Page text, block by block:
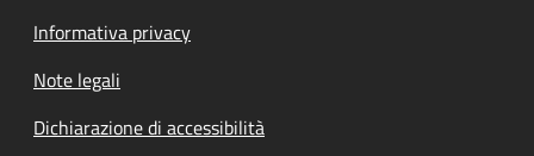
Informativa privacy
Note legali
Dichiarazione di accessibilità